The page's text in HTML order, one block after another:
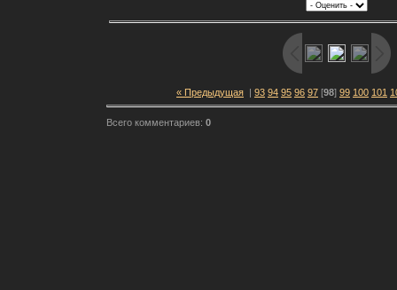
« Предыдущая | 93 94 95 96 97 [98] 99 100 101
Всего комментариев: 0